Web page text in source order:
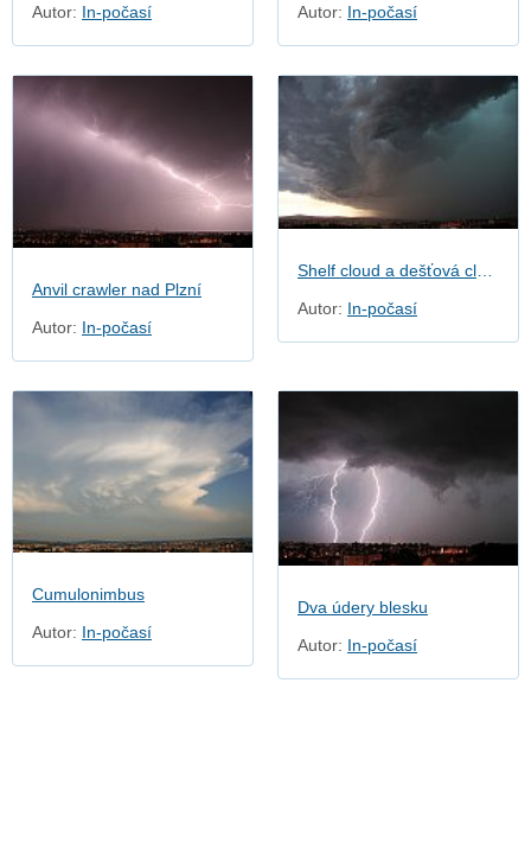
Autor: In-počasí
Autor: In-počasí
Anvil crawler nad Plzní
Autor: In-počasí
Autor: In-počasí
Cumulonimbus
Autor: In-počasí
Dva údery blesku
Autor: In-počasí